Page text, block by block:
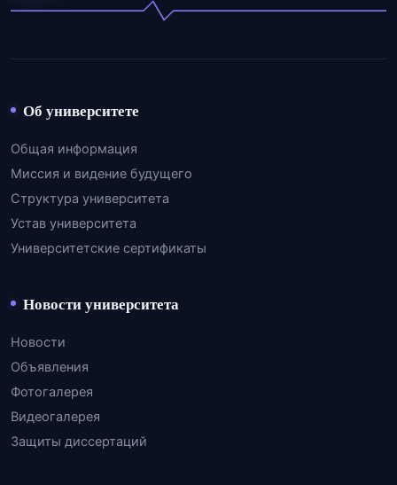
Об университете
Общая информация
Миссия и видение будущего
Структура университета
Устав университета
Университетские сертификаты
Новости университета
Новости
Объявления
Фотогалерея
Видеогалерея
Защиты диссертаций